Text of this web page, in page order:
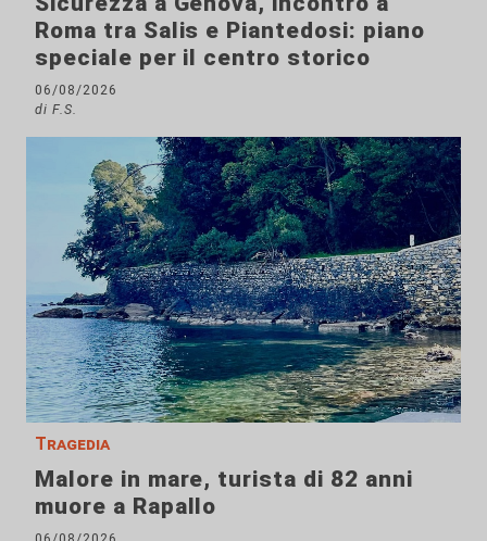
Roma tra Salis e Piantedosi: piano
speciale per il centro storico
06/08/2026
di F.S.
Tragedia
Malore in mare, turista di 82 anni
muore a Rapallo